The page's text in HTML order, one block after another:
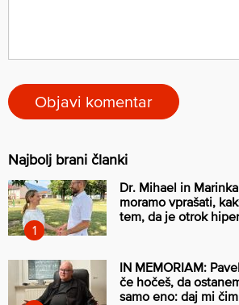
Najbolj brani članki
Dr. Mihael in
moramo vprašati,
tem, da je otrok
IN MEMORIAM:
če hočeš, da
samo eno: daj mi